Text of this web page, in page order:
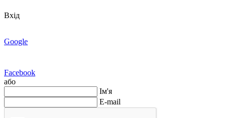
Вхід
Google
Facebook
або
Ім'я
E-mail